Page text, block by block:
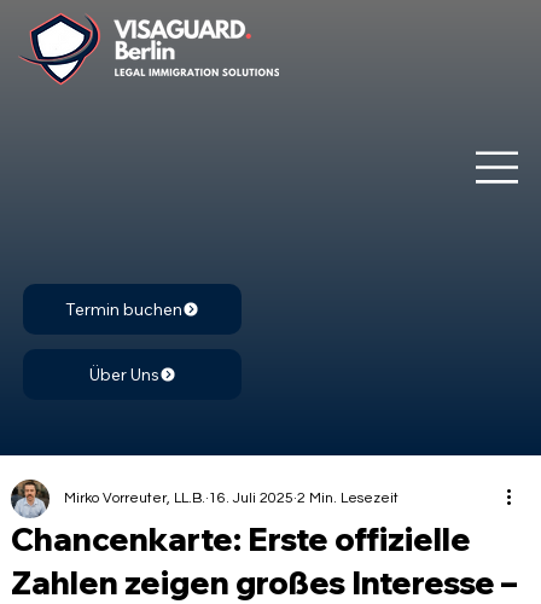
Termin buchen
Über Uns
Chancenkarte: Erste offizielle
Zahlen zeigen großes Interesse –
Mirko Vorreuter, LL.B. 16. Juli 2025 2 Min. Lesezeit